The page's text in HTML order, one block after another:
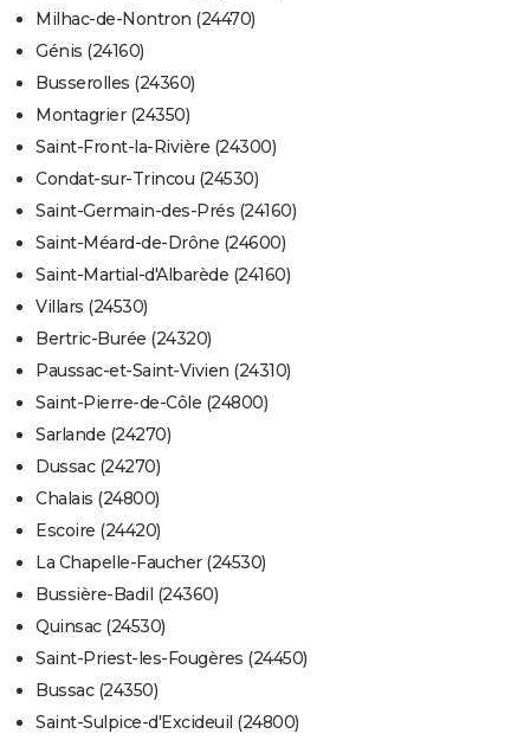
Milhac-de-Nontron (24470)
Génis (24160)
Busserolles (24360)
Montagrier (24350)
Saint-Front-la-Rivière (24300)
Condat-sur-Trincou (24530)
Saint-Germain-des-Prés (24160)
Saint-Méard-de-Drône (24600)
Saint-Martial-d'Albarède (24160)
Villars (24530)
Bertric-Burée (24320)
Paussac-et-Saint-Vivien (24310)
Saint-Pierre-de-Côle (24800)
Sarlande (24270)
Dussac (24270)
Chalais (24800)
Escoire (24420)
La Chapelle-Faucher (24530)
Bussière-Badil (24360)
Quinsac (24530)
Saint-Priest-les-Fougères (24450)
Bussac (24350)
Saint-Sulpice-d'Excideuil (24800)